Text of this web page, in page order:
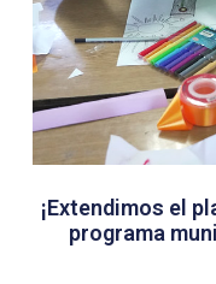
¡Extendimos el
programa